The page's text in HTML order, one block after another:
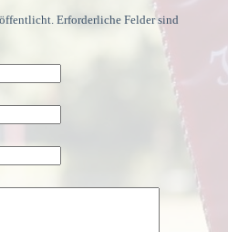
Erforderliche Felder sind